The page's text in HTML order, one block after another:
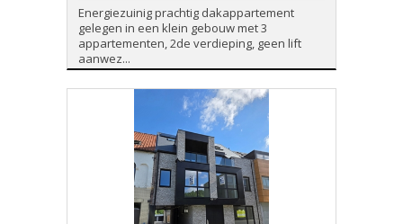
Energiezuinig prachtig dakappartement
gelegen in een klein gebouw met 3
appartementen, 2de verdieping, geen lift
aanwez...